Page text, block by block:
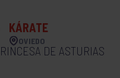
KÁRATE
OVIEDO
DE ASTURIAS